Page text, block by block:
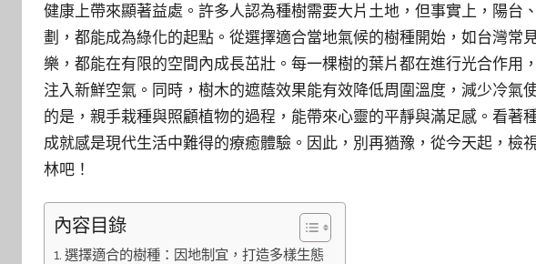
健康上帶來顯著益處。許多人認為種樹需要大片土地，但事實上，陽台
劃，都能成為綠化的起點。從選擇適合當地氣候的樹種開始，如台灣常
樂，都能在有限的空間內成長茁壯。每一棵樹的葉片都在進行光合作用
注入新鮮空氣。同時，樹木的遮蔭效果能有效降低周圍溫度，減少冷氣
的是，親手栽種與照顧植物的過程，能帶來心靈的平靜與滿足感。看著
成就感是現代生活中難得的療癒體驗。因此，別再猶豫，從今天起，檢
林吧！
內容目錄
選擇適合的樹種：因地制宜，打造多樣生態